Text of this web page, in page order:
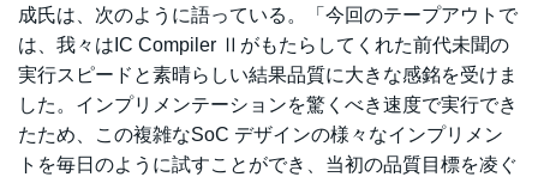
成氏は、次のように語っている。「今回のテープアウトで
は、我々はIC Compiler Ⅱがもたらしてくれた前代未聞の
実行スピードと素晴らしい結果品質に大きな感銘を受けま
した。インプリメンテーションを驚くべき速度で実行でき
たため、この複雑なSoC デザインの様々なインプリメン
トを毎日のように試すことができ、当初の品質目標を凌ぐ